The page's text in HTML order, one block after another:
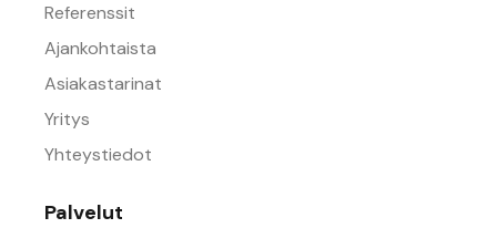
Referenssit
Ajankohtaista
Asiakastarinat
Yritys
Yhteystiedot
Palvelut